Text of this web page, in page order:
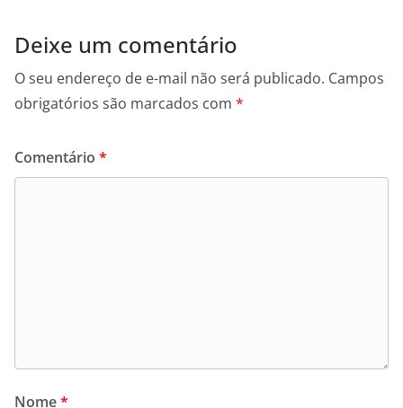
Deixe um comentário
O seu endereço de e-mail não será publicado. Campos
obrigatórios são marcados com *
Comentário *
Nome*